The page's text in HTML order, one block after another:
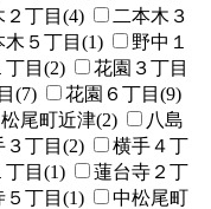
２丁目(4)
二本木３
木５丁目(1)
野中１
丁目(2)
花園３丁目
(7)
花園６丁目(9)
松尾町近津(2)
八島
３丁目(2)
横手４丁
丁目(1)
蓮台寺２丁
５丁目(1)
中松尾町